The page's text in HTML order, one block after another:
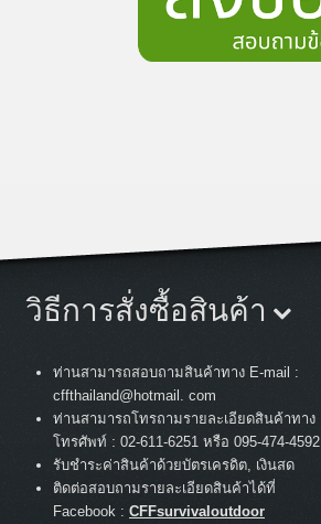
วิธีการสั่งซื้อสินค้า
ท่านสามารถสอบถามสินค้าทาง E-mail :
cffthailand@hotmail. com
ท่านสามารถโทรถามรายละเอียดสินค้าทาง
โทรศัพท์ : 02-611-6251 หรือ 095-474-4592
รับชำระค่าสินค้าด้วยบัตรเครดิต, เงินสด
ติดต่อสอบถามรายละเอียดสินค้าได้ที่
Facebook : CFFsurvivaloutdoor